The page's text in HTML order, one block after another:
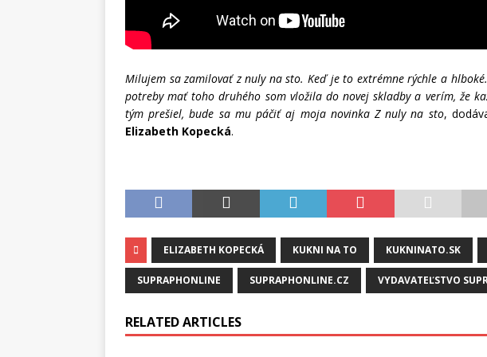
Milujem sa zamilovať z nuly na sto. Keď je to extrémne rýchle a
potreby mať toho druhého som vložila do novej skladby a verím, že
tým prešiel, bude sa mu páčiť aj moja novinka Z nuly na sto,
Elizabeth Kopecká.
ELIZABETH KOPECKÁ KUKNI NA TO KUKNINATO.SK
SUPRAPHONLINE SUPRAPHONLINE.CZ VYDAVATEĽSTVO
RELATED ARTICLES